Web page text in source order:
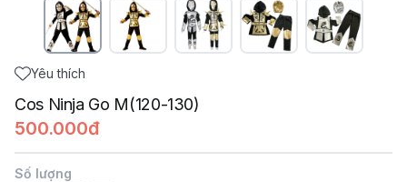
Yêu thích
Cos Ninja Go M(120-130)
500.000đ
Số lượng